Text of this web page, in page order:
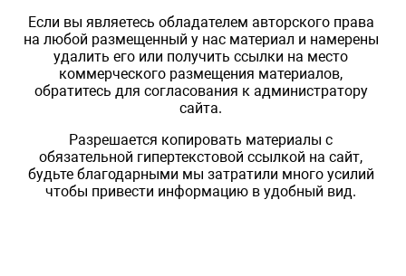
Если вы являетесь обладателем авторского права
на любой размещенный у нас материал и намерены
удалить его или получить ссылки на место
коммерческого размещения материалов,
обратитесь для согласования к администратору
сайта.
Разрешается копировать материалы с
обязательной гипертекстовой ссылкой на сайт,
будьте благодарными мы затратили много усилий
чтобы привести информацию в удобный вид.